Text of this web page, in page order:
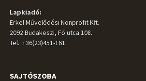
Lapkiadó:
Erkel Művelődési Nonprofit Kft.
2092 Budakeszi, Fő utca 108.
Tel.: +36(23)451-161
SAJTÓSZOBA